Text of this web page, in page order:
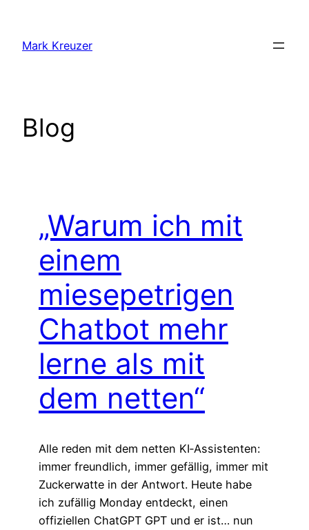
springen
Mark Kreuzer
Blog
„Warum ich mit
einem
miesepetrigen
Chatbot mehr
lerne als mit
dem netten“
Alle reden mit dem netten KI‑Assistenten:
immer freundlich, immer gefällig, immer mit
Zuckerwatte in der Antwort. Heute habe
ich zufällig Monday entdeckt, einen
offiziellen ChatGPT GPT und er ist… nun